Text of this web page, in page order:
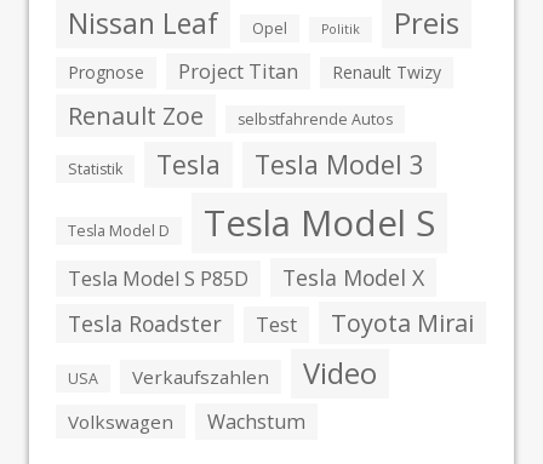
Nissan Leaf Opel Politik Preis
Prognose Project Titan Renault Twizy
Renault Zoe selbstfahrende Autos
Statistik Tesla Tesla Model 3
Tesla Model D Tesla Model S
Tesla Model S P85D
Tesla Model X
Tesla Roadster
Test Toyota Mirai
USA Verkaufszahlen Video
Volkswagen Wachstum